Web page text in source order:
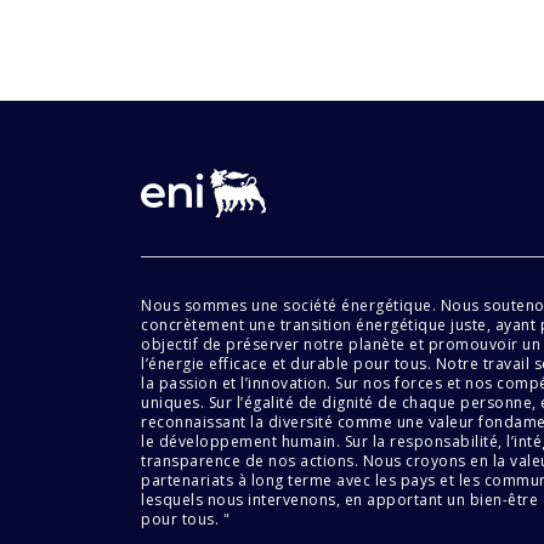
Nous sommes une société énergétique. Nous
concrètement une transition énergétique juste, ayant
objectif de préserver notre planète et promouvoir un
l’énergie efficace et durable pour tous. Notre travail
la passion et l’innovation. Sur nos forces et nos
uniques. Sur l’égalité de dignité de chaque personne,
reconnaissant la diversité comme une valeur
le développement humain. Sur la responsabilité,
transparence de nos actions. Nous croyons en la
partenariats à long terme avec les pays et les
lesquels nous intervenons, en apportant un bien-être
pour tous. "